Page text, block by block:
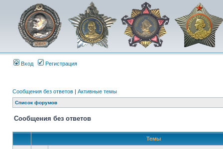
Вход Регистрация
Сообщения без ответов | Активные темы
Список форумов
Сообщения без ответов
Темы